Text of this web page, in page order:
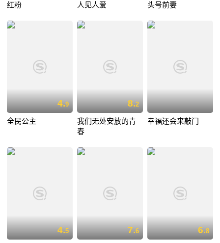
红粉 人见人爱 头号前妻
4.9
全民公主
8.2
我们无处安放的青
春
幸福还会来敲门
4.5 7.6 6.8